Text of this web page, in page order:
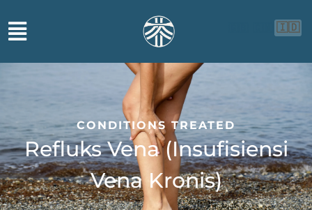
🇮🇩
CONDITIONS TREATED
Refluks Vena (Insufisiensi
Vena Kronis)